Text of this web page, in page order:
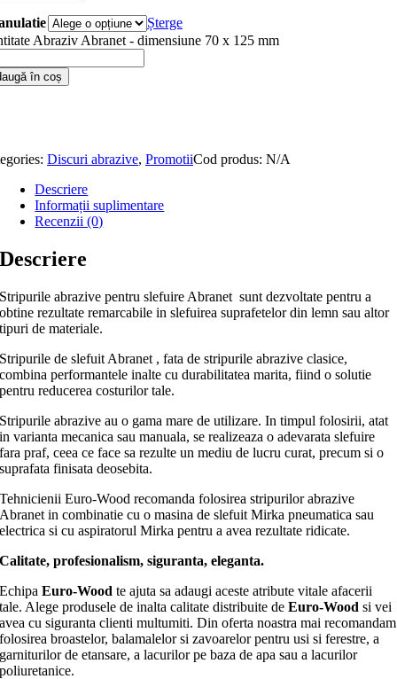
Șterge
Abraziv Abranet - dimensiune 70 x 125 mm
în coș
Discuri abrazive, PromotiiCod produs: N/A
Descriere
Informații suplimentare
Recenzii (0)
Descriere
Stripurile abrazive pentru slefuire Abranet sunt dezvoltate pentru a
obtine rezultate remarcabile in slefuirea suprafetelor din lemn sau altor
tipuri de materiale.
Stripurile de slefuit Abranet , fata de stripurile abrazive clasice,
combina performantele inalte cu durabilitatea marita, fiind o solutie
pentru reducerea costurilor tale.
Stripurile abrazive au o gama mare de utilizare. In timpul folosirii, atat
in varianta mecanica sau manuala, se realizeaza o adevarata slefuire
fara praf, ceea ce face sa rezulte un mediu de lucru curat, precum si o
suprafata finisata deosebita.
Tehnicienii Euro-Wood recomanda folosirea stripurilor abrazive
Abranet in combinatie cu o masina de slefuit Mirka pneumatica sau
electrica si cu aspiratorul Mirka pentru a avea rezultate ridicate.
Calitate, profesionalism, siguranta, eleganta.
EchipaEuro-Wood te ajuta sa adaugi aceste atribute vitale afacerii
tale. Alege produsele de inalta calitate distribuite deEuro-Wood si vei
avea cu siguranta clienti multumiti. Din oferta noastra mai recomandam
folosirea broastelor, balamalelor si zavoarelor pentru usi si ferestre, a
garniturilor de etansare, a lacurilor pe baza de apa sau a lacurilor
poliuretanice.